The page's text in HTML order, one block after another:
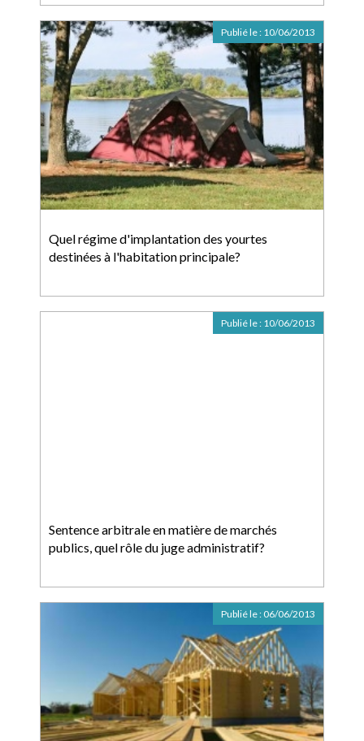
Quel régime d'implantation des yourtes
destinées à l'habitation principale?
Publié le : 10/06/2013
Sentence arbitrale en matière de marchés
publics, quel rôle du juge administratif?
Publié le : 10/06/2013
Publié le : 06/06/2013